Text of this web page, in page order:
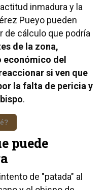
inmadura y la
Pueyo pueden
de cálculo que podría
de la zona,
del
si ven que
la falta de pericia y
.
puede
de "patada" al